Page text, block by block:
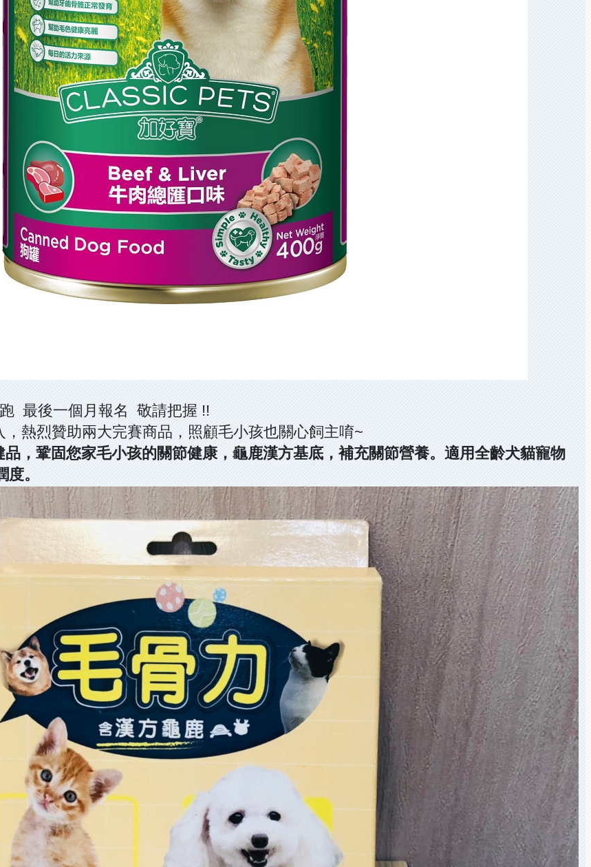
最後一個月報名 敬請把握 !!
，熱烈贊助兩大完賽商品，照顧毛小孩也關心飼主唷~
，鞏固您家毛小孩的關節健康，龜鹿漢方基底，補充關節營養。適用全齡犬貓寵物
。